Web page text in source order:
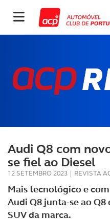
Audi Q8 com
se fiel ao Diesel
12 SETEMBRO 2023 | REVISTA
Mais tecnológico e
Audi Q8 junta-se ao
SUV da marca.